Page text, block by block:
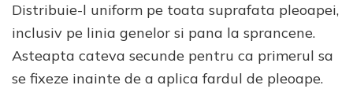
Distribuie-l uniform pe toata suprafata pleoapei,
inclusiv pe linia genelor si pana la sprancene.
Asteapta cateva secunde pentru ca primerul sa
se fixeze inainte de a aplica fardul de pleoape.